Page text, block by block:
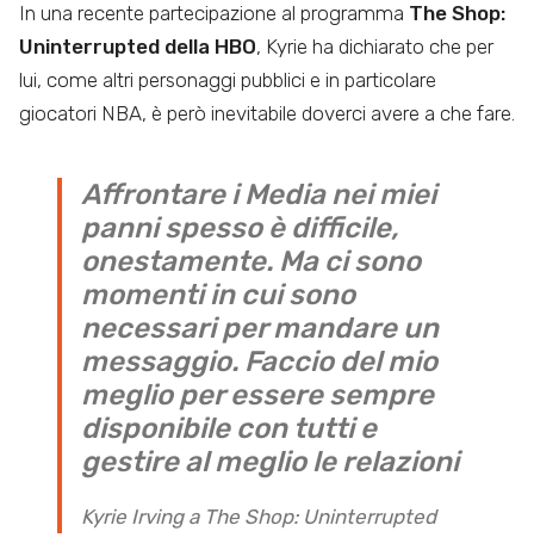
In una recente partecipazione al programma The Shop:
Uninterrupted della HBO, Kyrie ha dichiarato che per
lui, come altri personaggi pubblici e in particolare
giocatori NBA, è però inevitabile doverci avere a che fare.
Affrontare i Media nei miei
panni spesso è difficile,
onestamente. Ma ci sono
momenti in cui sono
necessari per mandare un
messaggio. Faccio del mio
meglio per essere sempre
disponibile con tutti e
gestire al meglio le relazioni
Kyrie Irving a The Shop: Uninterrupted